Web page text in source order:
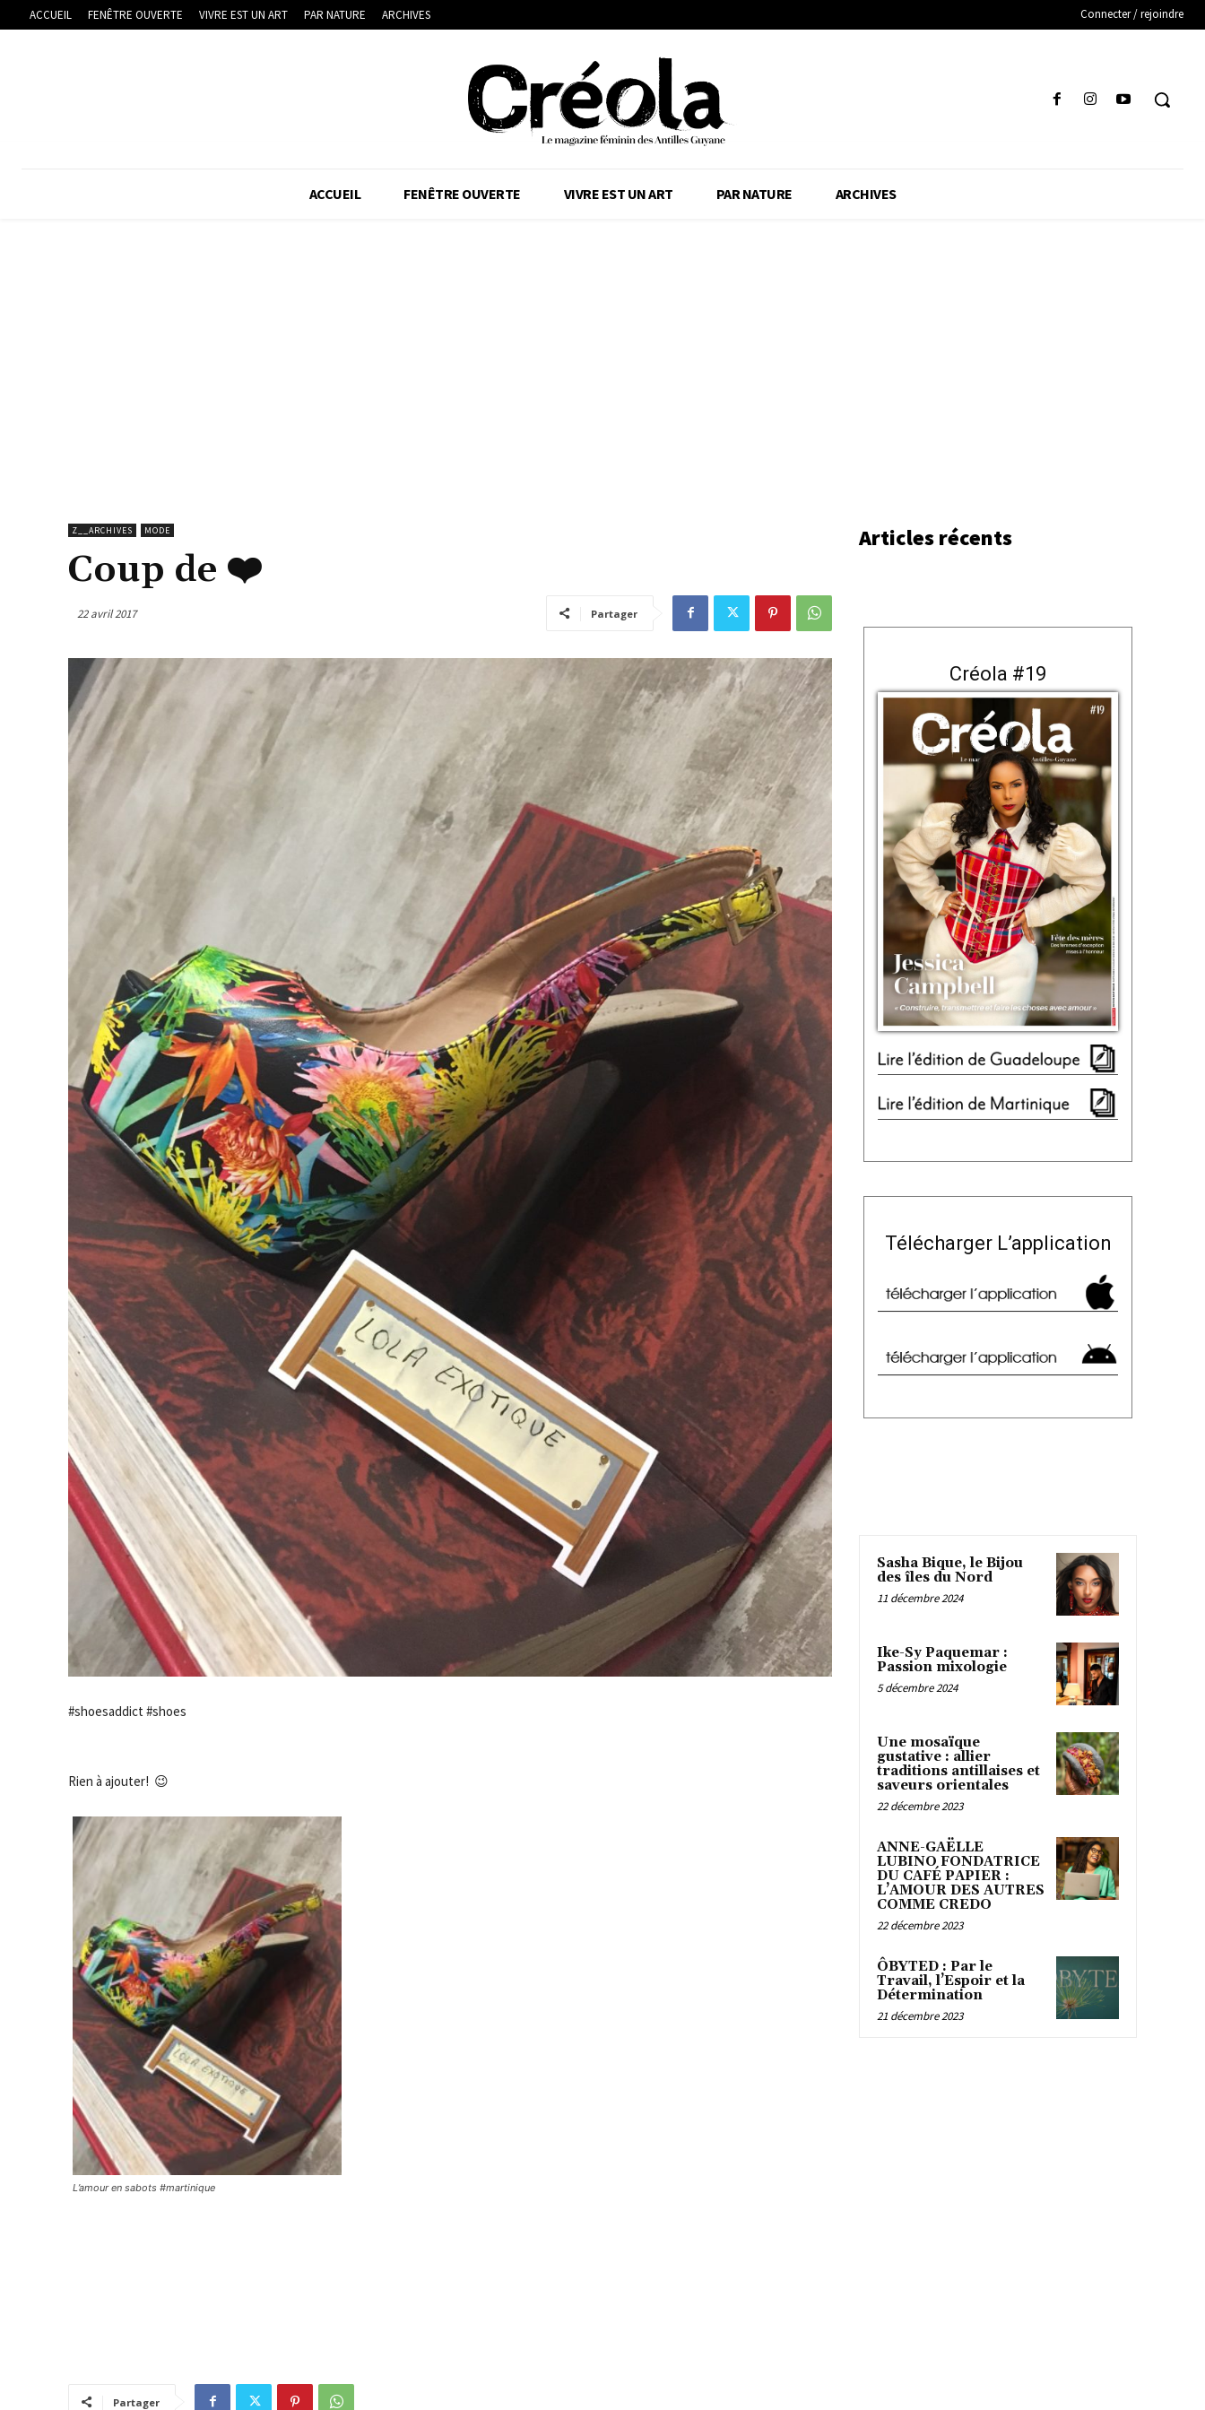
ACCUEIL FENÊTRE OUVERTE VIVRE EST UN ART PAR NATURE ARCHIVES Connecter / rejoindre
ACCUEIL FENÊTRE OUVERTE VIVRE EST UN ART PAR NATURE ARCHIVES
Z__ARCHIVES MODE
Coup de ❤️
22 avril 2017 Partager
#shoesaddict #shoes
Rien à ajouter! 😉
L’amour en sabots #martinique
Partager
Articles récents
Créola #19
Télécharger L’application
Sasha Bique, le Bijou
des îles du Nord
11 décembre 2024
Ike-Sy Paquemar :
Passion mixologie
5 décembre 2024
Une mosaïque
gustative : allier
traditions antillaises et
saveurs orientales
22 décembre 2023
ANNE-GAËLLE
LUBINO FONDATRICE
DU CAFÉ PAPIER :
L’AMOUR DES AUTRES
COMME CREDO
22 décembre 2023
ÔBYTED : Par le
Travail, l’Espoir et la
Détermination
21 décembre 2023